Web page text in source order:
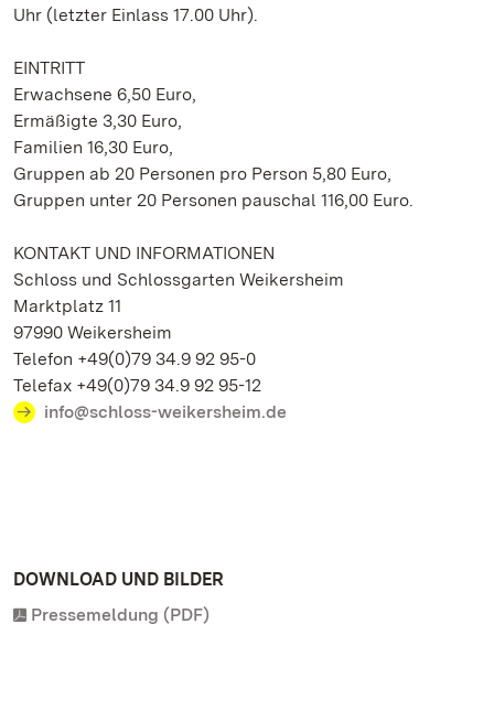
Uhr (letzter Einlass 17.00 Uhr).
EINTRITT
Erwachsene 6,50 Euro,
Ermäßigte 3,30 Euro,
Familien 16,30 Euro,
Gruppen ab 20 Personen pro Person 5,80 Euro,
Gruppen unter 20 Personen pauschal 116,00 Euro.
KONTAKT UND INFORMATIONEN
Schloss und Schlossgarten Weikersheim
Marktplatz 11
97990 Weikersheim
Telefon +49(0)79 34.9 92 95-0
Telefax +49(0)79 34.9 92 95-12
info@schloss-weikersheim.de
DOWNLOAD UND BILDER
Pressemeldung (PDF)